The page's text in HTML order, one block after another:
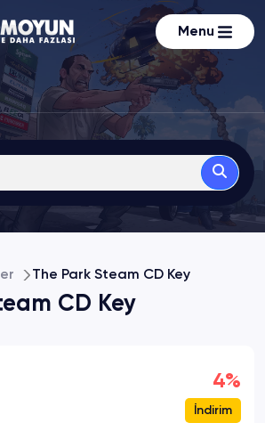
Menu
The Park Steam CD Key
CD Key
4%
İndirim